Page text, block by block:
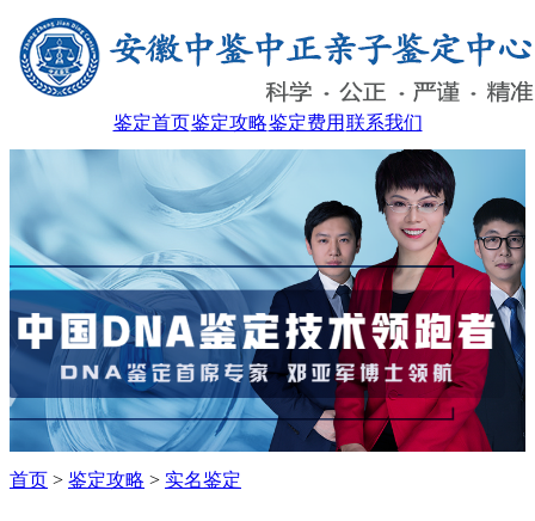
鉴定首页鉴定攻略鉴定费用 联系我们
首页 > 鉴定攻略 > 实名鉴定